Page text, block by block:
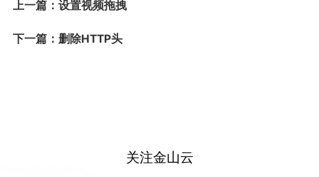
上一篇：设置视频拖拽
下一篇：删除HTTP头
关注金山云